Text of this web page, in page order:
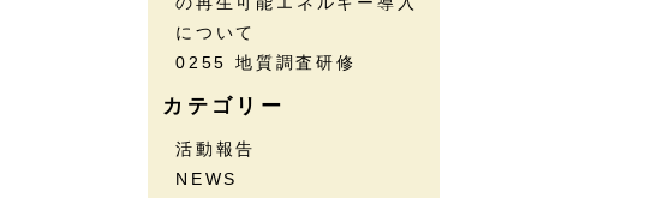
について
0255 地質調査研修
カテゴリー
活動報告
NEWS